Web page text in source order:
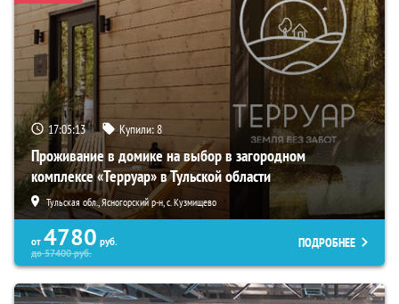
17:05:11 Купили:8
Проживание в домике на выбор в загородном
комплексе «Терруар» в Тульской области
Тульская обл., Ясногорский р-н, с. Кузмищево
от 4780 руб.
до57400руб.
ПОДРОБНЕЕ